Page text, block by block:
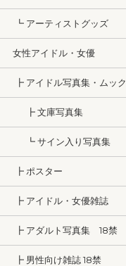
┗ アーティストグッズ
女性アイドル・女優
┣ アイドル写真集・ムック
┣ 文庫写真集
┗ サイン入り写真集
┣ ポスター
┣ アイドル・女優雑誌
┣ アダルト写真集 18禁
┣ 男性向け雑誌 18禁